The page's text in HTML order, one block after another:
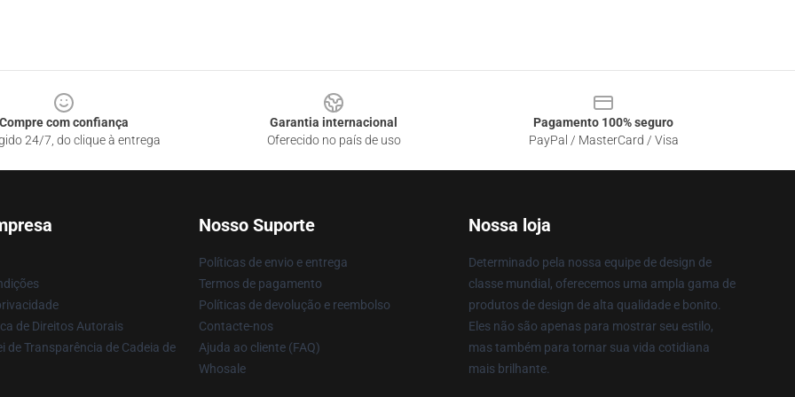
Compre com confiança
24/7, do clique à entrega
Garantia internacional
Oferecido no país de uso
Pagamento 100% seguro
PayPal / MasterCard / Visa
de Direitos Autorais
de Transparência de Cadeia de
Nosso Suporte
Políticas de envio e entrega
Termos de pagamento
Políticas de devolução e reembolso
Contacte-nos
Ajuda ao cliente (FAQ)
Whosale
Nossa loja
Determinado pela nossa equipe de design de
classe mundial, oferecemos uma ampla gama de
produtos de design de alta qualidade e bonito.
Eles não são apenas para mostrar seu estilo,
mas também para tornar sua vida cotidiana
mais brilhante.